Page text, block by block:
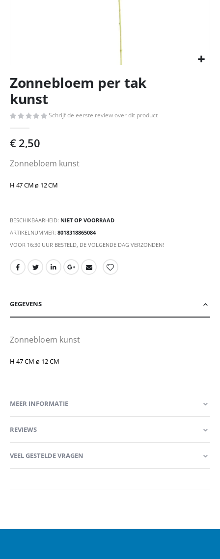
naar
het
begin
de
afbeeldingen-
gallerij
Zonnebloem per tak
kunst
Schrijf de eerste review over dit product
€ 2,50
Zonnebloem kunst
H 47 CM ø 12 CM
BESCHIKBAARHEID: NIET OP VOORRAAD
ARTIKELNUMMER 8018318865084
VOOR 16:30 UUR BESTELD, DE VOLGENDE DAG VERZONDEN!
GEGEVENS
Zonnebloem kunst
H 47 CM ø 12 CM
MEER INFORMATIE
REVIEWS
VEEL GESTELDE VRAGEN